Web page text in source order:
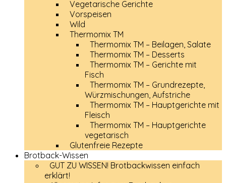
Vegetarische Gerichte
Vorspeisen
Wild
Thermomix TM
Thermomix TM – Beilagen, Salate
Thermomix TM – Desserts
Thermomix TM – Gerichte mit
Fisch
Thermomix TM – Grundrezepte,
Würzmischungen, Aufstriche
Thermomix TM – Hauptgerichte mit
Fleisch
Thermomix TM – Hauptgerichte
vegetarisch
Glutenfreie Rezepte
Brotback-Wissen
GUT ZU WISSEN! Brotbackwissen einfach
erklärt!